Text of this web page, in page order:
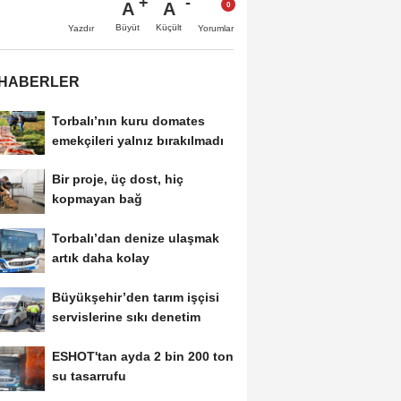
Yazdır
A
Büyüt
A
Küçült Yorumlar
Torbalı’nın kuru domates
emekçileri yalnız bırakılmadı
Bir proje, üç dost, hiç
kopmayan bağ
Torbalı’dan denize ulaşmak
artık daha kolay
Büyükşehir’den tarım işçisi
servislerine sıkı denetim
ESHOT'tan ayda 2 bin 200 ton
su tasarrufu